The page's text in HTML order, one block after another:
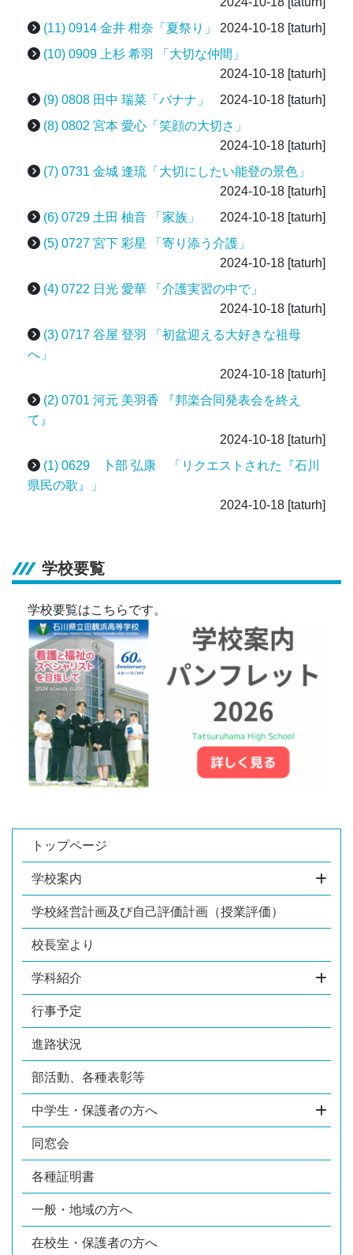
学校要覧
学校要覧はこちらです。
トップページ
学校案内
学校経営計画及び自己評価計画（授業評価）
校長室より
学科紹介
行事予定
進路状況
部活動、各種表彰等
中学生・保護者の方へ
同窓会
各種証明書
一般・地域の方へ
在校生・保護者の方へ
(11) 0914 金井 柑奈「夏祭り」
2024-10-18 [taturh]
(10) 0909 上杉 希羽 「大切な仲間」
2024-10-18 [taturh]
(9) 0808 田中 瑞菜「バナナ」
2024-10-18 [taturh]
(8) 0802 宮本 愛心「笑顔の大切さ」
2024-10-18 [taturh]
(7) 0731 金城 逢琉「大切にしたい能登の景色」
2024-10-18 [taturh]
(6) 0729 土田 柚音 「家族」
2024-10-18 [taturh]
(5) 0727 宮下 彩星 「寄り添う介護」
2024-10-18 [taturh]
(4) 0722 日光 愛華 「介護実習の中で」
2024-10-18 [taturh]
(3) 0717 谷屋 登羽 「初盆迎える大好きな祖母
へ」
2024-10-18 [taturh]
(2) 0701 河元 美羽香 『邦楽合同発表会を終え
て』
2024-10-18 [taturh]
(1) 0629 卜部 弘康 「リクエストされた『石川
県民の歌』」
2024-10-18 [taturh]